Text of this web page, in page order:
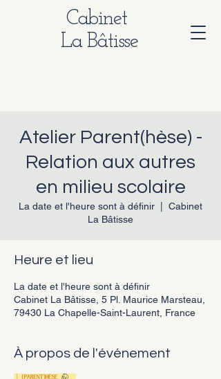
Cabinet
La Bâtisse
Atelier Parent(hèse) -
Relation aux autres
en milieu scolaire
La date et l'heure sont à définir
Cabinet
La Bâtisse
Heure et lieu
La date et l'heure sont à définir
Cabinet La Bâtisse, 5 Pl. Maurice Marsteau,
79430 La Chapelle-Saint-Laurent, France
À propos de l'événement